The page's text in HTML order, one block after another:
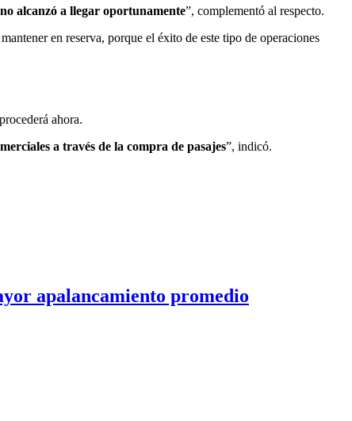
alcanzó a llegar oportunamente”, complementó al respecto.
en reserva, porque el éxito de este tipo de operaciones
ahora.
a través de la compra de pasajes”, indicó.
apalancamiento promedio